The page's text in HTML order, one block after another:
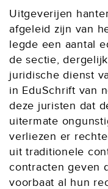
Uitgeverijen
afgeleid zijn van
legde een aantal
de sectie,
juridische dienst
in EduSchrift van
deze juristen dat
uitermate
verliezen er
uit traditionele
contracten geven
voorbaat al hun